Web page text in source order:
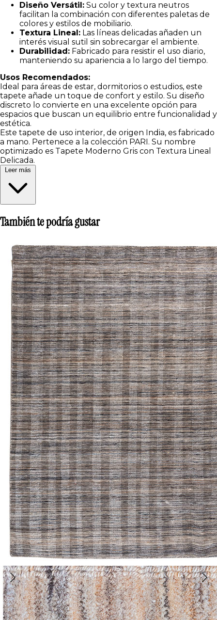
Diseño Versátil: Su color y textura neutros
facilitan la combinación con diferentes paletas de
colores y estilos de mobiliario.
Textura Lineal: Las líneas delicadas añaden un
interés visual sutil sin sobrecargar el ambiente.
Durabilidad: Fabricado para resistir el uso diario,
manteniendo su apariencia a lo largo del tiempo.
Usos Recomendados:
Ideal para áreas de estar, dormitorios o estudios, este
tapete añade un toque de confort y estilo. Su diseño
discreto lo convierte en una excelente opción para
espacios que buscan un equilibrio entre funcionalidad y
estética.
Este tapete de uso interior, de origen India, es fabricado
a mano. Pertenece a la colección PARI. Su nombre
optimizado es Tapete Moderno Gris con Textura Lineal
Delicada.
Leer más
También te podría gustar